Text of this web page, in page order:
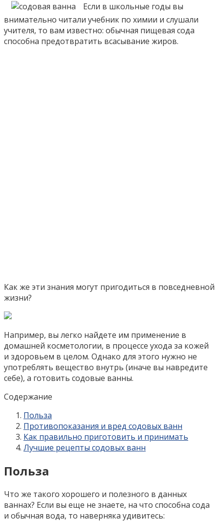
Если в школьные годы вы
внимательно читали учебник по химии и слушали
учителя, то вам известно: обычная пищевая сода
способна предотвратить всасывание жиров.
Как же эти знания могут пригодиться в повседневной
жизни?
Например, вы легко найдете им применение в
домашней косметологии, в процессе ухода за кожей
и здоровьем в целом. Однако для этого нужно не
употреблять вещество внутрь (иначе вы навредите
себе), а готовить содовые ванны.
Содержание
Польза
Противопоказания и вред содовых ванн
Как правильно приготовить и принимать
Лучшие рецепты содовых ванн
Польза
Что же такого хорошего и полезного в данных
ваннах? Если вы еще не знаете, на что способна сода
и обычная вода, то наверняка удивитесь: